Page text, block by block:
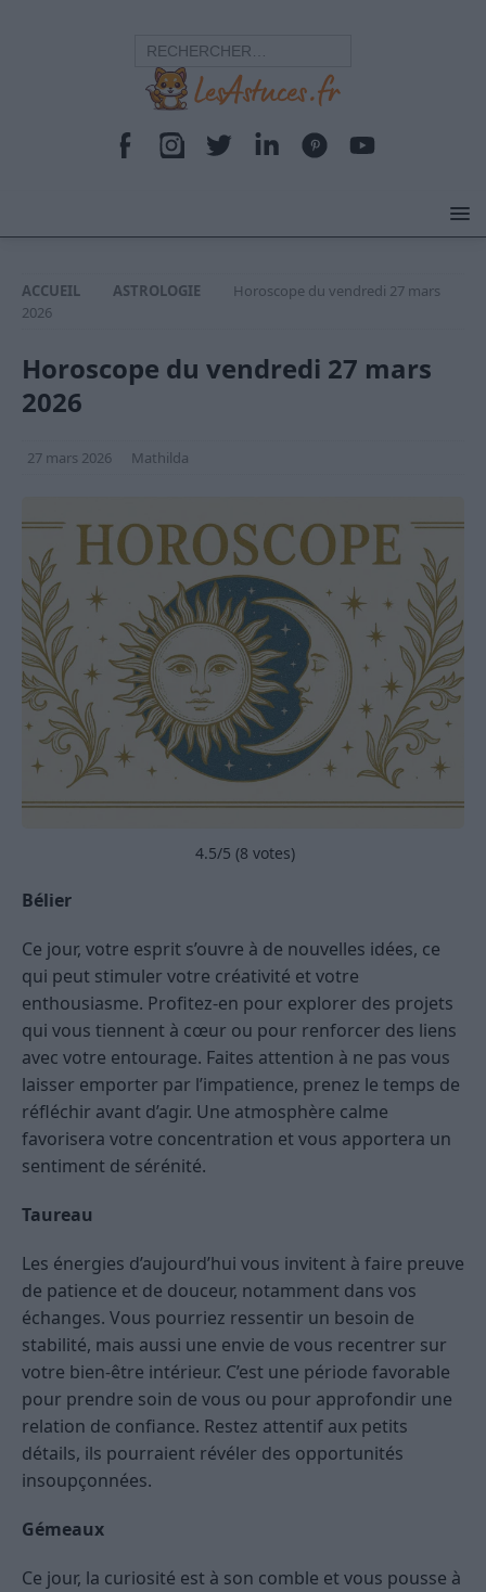
ACCUEIL ASTROLOGIE
Horoscope du vendredi 27 mars
2026
Horoscope du vendredi 27 mars
2026
27 mars 2026 Mathilda
4.5/5 (8 votes)
Bélier
Ce jour, votre esprit s’ouvre à de nouvelles idées, ce
qui peut stimuler votre créativité et votre
enthousiasme. Profitez-en pour explorer des projets
qui vous tiennent à cœur ou pour renforcer des liens
avec votre entourage. Faites attention à ne pas vous
laisser emporter par l’impatience, prenez le temps de
réfléchir avant d’agir. Une atmosphère calme
favorisera votre concentration et vous apportera un
sentiment de sérénité.
Taureau
Les énergies d’aujourd’hui vous invitent à faire preuve
de patience et de douceur, notamment dans vos
échanges. Vous pourriez ressentir un besoin de
stabilité, mais aussi une envie de vous recentrer sur
votre bien-être intérieur. C’est une période favorable
pour prendre soin de vous ou pour approfondir une
relation de confiance. Restez attentif aux petits
détails, ils pourraient révéler des opportunités
insoupçonnées.
Gémeaux
Ce jour, la curiosité est à son comble et vous pousse à